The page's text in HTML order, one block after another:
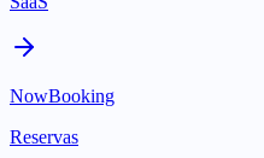
NowBooking
Reservas